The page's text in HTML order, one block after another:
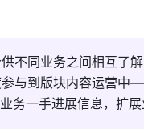
不同业务之间相互了
参与到版块内容运营
务一手进展信息，扩